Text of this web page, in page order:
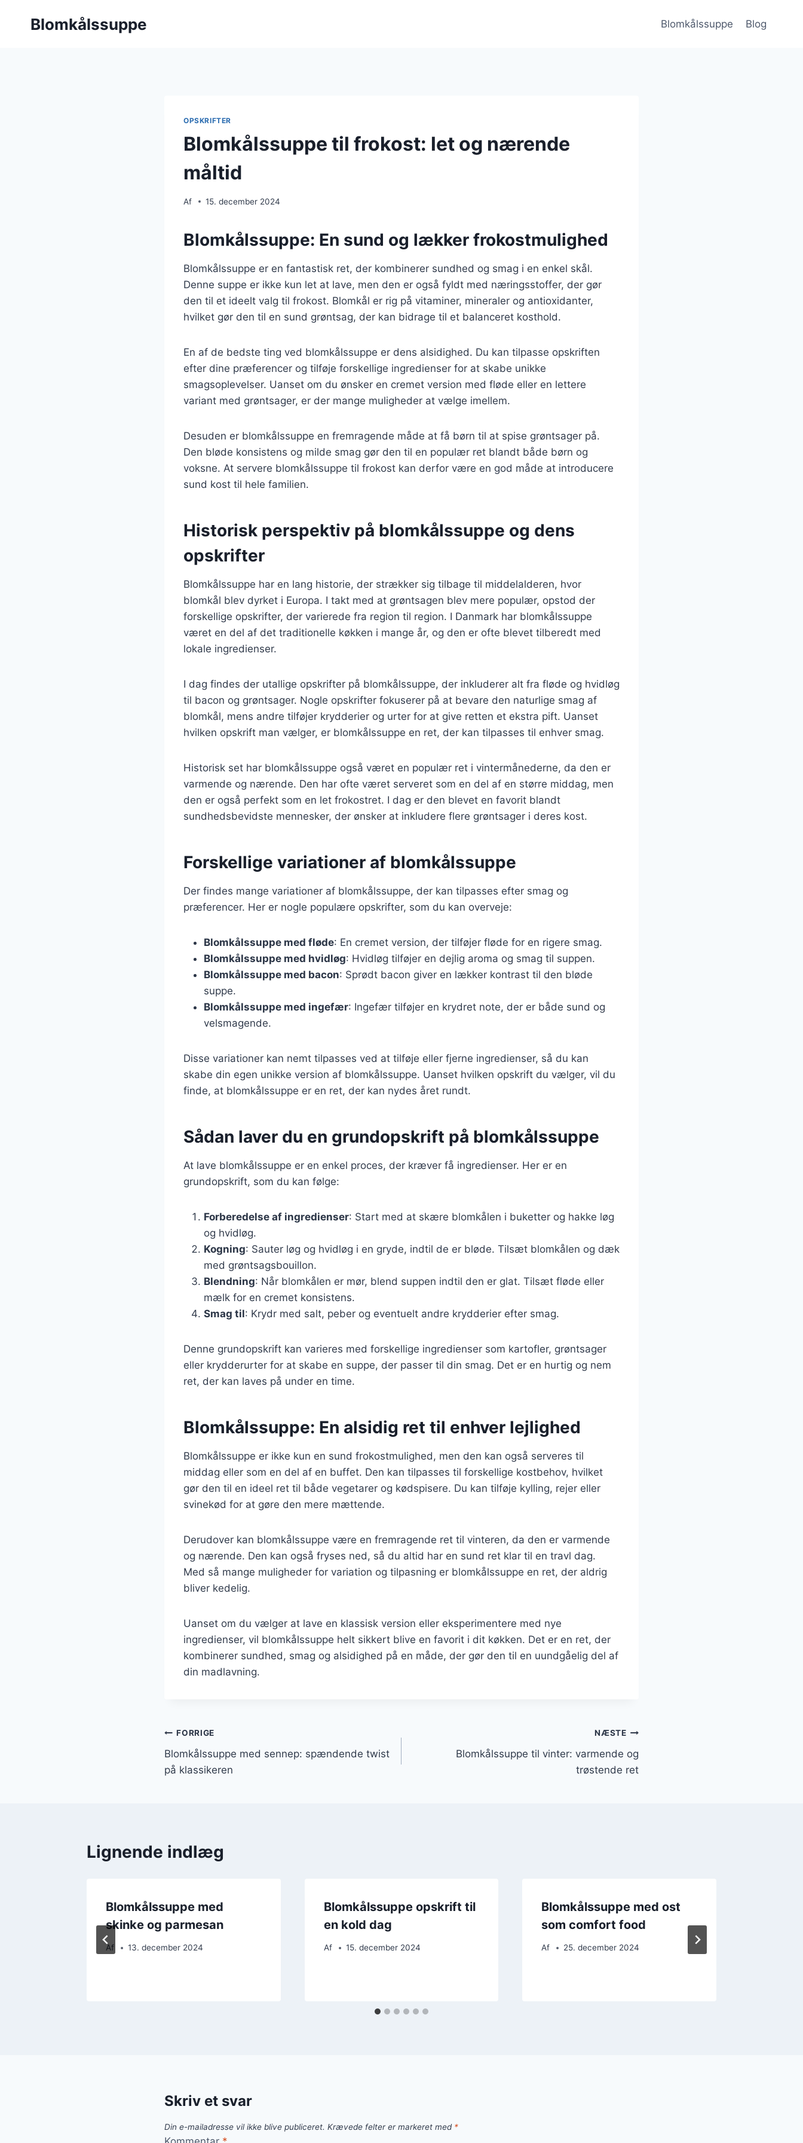
Blomkålssuppe Blomkålssuppe Blog
OPSKRIFTER
Blomkålssuppe til frokost: let og nærende
måltid
Af 15. december 2024
Blomkålssuppe: En sund og lækker frokostmulighed
Blomkålssuppe er en fantastisk ret, der kombinerer sundhed og smag i en enkel skål.
Denne suppe er ikke kun let at lave, men den er også fyldt med næringsstoffer, der gør
den til et ideelt valg til frokost. Blomkål er rig på vitaminer, mineraler og antioxidanter,
hvilket gør den til en sund grøntsag, der kan bidrage til et balanceret kosthold.
En af de bedste ting ved blomkålssuppe er dens alsidighed. Du kan tilpasse opskriften
efter dine præferencer og tilføje forskellige ingredienser for at skabe unikke
smagsoplevelser. Uanset om du ønsker en cremet version med fløde eller en lettere
variant med grøntsager, er der mange muligheder at vælge imellem.
Desuden er blomkålssuppe en fremragende måde at få børn til at spise grøntsager på.
Den bløde konsistens og milde smag gør den til en populær ret blandt både børn og
voksne. At servere blomkålssuppe til frokost kan derfor være en god måde at introducere
sund kost til hele familien.
Historisk perspektiv på blomkålssuppe og dens
opskrifter
Blomkålssuppe har en lang historie, der strækker sig tilbage til middelalderen, hvor
blomkål blev dyrket i Europa. I takt med at grøntsagen blev mere populær, opstod der
forskellige opskrifter, der varierede fra region til region. I Danmark har blomkålssuppe
været en del af det traditionelle køkken i mange år, og den er ofte blevet tilberedt med
lokale ingredienser.
I dag findes der utallige opskrifter på blomkålssuppe, der inkluderer alt fra fløde og hvidløg
til bacon og grøntsager. Nogle opskrifter fokuserer på at bevare den naturlige smag af
blomkål, mens andre tilføjer krydderier og urter for at give retten et ekstra pift. Uanset
hvilken opskrift man vælger, er blomkålssuppe en ret, der kan tilpasses til enhver smag.
Historisk set har blomkålssuppe også været en populær ret i vintermånederne, da den er
varmende og nærende. Den har ofte været serveret som en del af en større middag, men
den er også perfekt som en let frokostret. I dag er den blevet en favorit blandt
sundhedsbevidste mennesker, der ønsker at inkludere flere grøntsager i deres kost.
Forskellige variationer af blomkålssuppe
Der findes mange variationer af blomkålssuppe, der kan tilpasses efter smag og
præferencer. Her er nogle populære opskrifter, som du kan overveje:
Blomkålssuppe med fløde: En cremet version, der tilføjer fløde for en rigere smag.
Blomkålssuppe med hvidløg: Hvidløg tilføjer en dejlig aroma og smag til suppen.
Blomkålssuppe med bacon: Sprødt bacon giver en lækker kontrast til den bløde
suppe.
Blomkålssuppe med ingefær: Ingefær tilføjer en krydret note, der er både sund og
velsmagende.
Disse variationer kan nemt tilpasses ved at tilføje eller fjerne ingredienser, så du kan
skabe din egen unikke version af blomkålssuppe. Uanset hvilken opskrift du vælger, vil du
finde, at blomkålssuppe er en ret, der kan nydes året rundt.
Sådan laver du en grundopskrift på blomkålssuppe
At lave blomkålssuppe er en enkel proces, der kræver få ingredienser. Her er en
grundopskrift, som du kan følge:
Forberedelse af ingredienser: Start med at skære blomkålen i buketter og hakke løg
og hvidløg.
Kogning: Sauter løg og hvidløg i en gryde, indtil de er bløde. Tilsæt blomkålen og dæk
med grøntsagsbouillon.
Blendning: Når blomkålen er mør, blend suppen indtil den er glat. Tilsæt fløde eller
mælk for en cremet konsistens.
Smag til: Krydr med salt, peber og eventuelt andre krydderier efter smag.
Denne grundopskrift kan varieres med forskellige ingredienser som kartofler, grøntsager
eller krydderurter for at skabe en suppe, der passer til din smag. Det er en hurtig og nem
ret, der kan laves på under en time.
Blomkålssuppe: En alsidig ret til enhver lejlighed
Blomkålssuppe er ikke kun en sund frokostmulighed, men den kan også serveres til
middag eller som en del af en buffet. Den kan tilpasses til forskellige kostbehov, hvilket
gør den til en ideel ret til både vegetarer og kødspisere. Du kan tilføje kylling, rejer eller
svinekød for at gøre den mere mættende.
Derudover kan blomkålssuppe være en fremragende ret til vinteren, da den er varmende
og nærende. Den kan også fryses ned, så du altid har en sund ret klar til en travl dag.
Med så mange muligheder for variation og tilpasning er blomkålssuppe en ret, der aldrig
bliver kedelig.
Uanset om du vælger at lave en klassisk version eller eksperimentere med nye
ingredienser, vil blomkålssuppe helt sikkert blive en favorit i dit køkken. Det er en ret, der
kombinerer sundhed, smag og alsidighed på en måde, der gør den til en uundgåelig del af
din madlavning.
Indlægsnavigation
FORRIGE
Blomkålssuppe med sennep: spændende twist
på klassikeren
NÆSTE
Blomkålssuppe til vinter: varmende og
trøstende ret
Lignende indlæg
Blomkålssuppe med
skinke og parmesan
Af 13. december 2024
Blomkålssuppe opskrift til
en kold dag
Af 15. december 2024
Blomkålssuppe med ost
som comfort food
Af 25. december 2024
Skriv et svar
Din e-mailadresse vil ikke blive publiceret. Krævede felter er markeret med *